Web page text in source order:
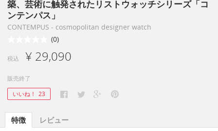
築、芸術に触発されたリストウォッチシリーズ「コ
ンテンパス」
CONTEMPUS - cosmopolitan designer watch
(0)
税込 ¥ 29,090
販売終了
いいね！ 23
特徴 レビュー